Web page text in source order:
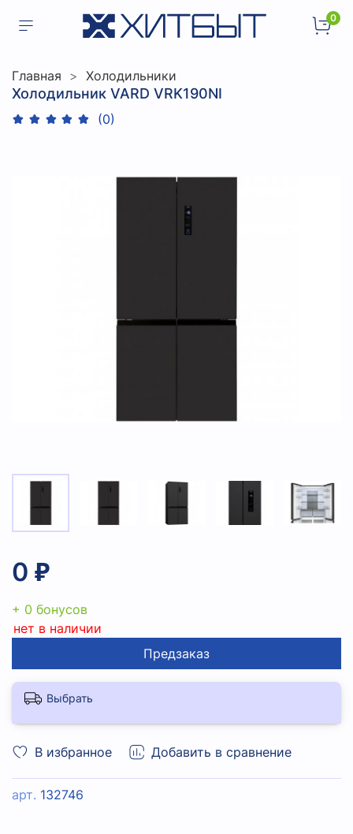
0
Главная Холодильники
Холодильник VARD VRK190NI
(0)
В избранное Добавить в сравнение
арт. 132746
0 ₽
+ 0 бонусов
нет в наличии
Предзаказ
Выбрать